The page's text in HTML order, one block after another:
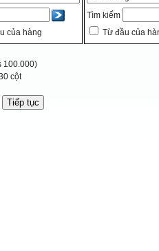
của hàng
Tìm kiếm
Từ đầu của
100.000)
cột